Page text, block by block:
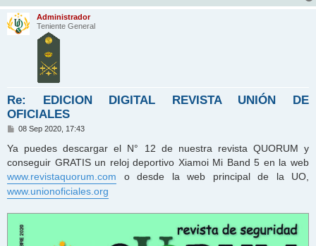
Administrador
Teniente General
Re: EDICION DIGITAL REVISTA UNIÓN DE
OFICIALES
M
n
a
j
e
08 Sep 2020, 17:43
Ya puedes descargar el N° 12 de nuestra revista QUORUM y
conseguir GRATIS un reloj deportivo Xiamoi Mi Band 5 en la web
www.revistaquorum.com o desde la web principal de la UO,
www.unionoficiales.org